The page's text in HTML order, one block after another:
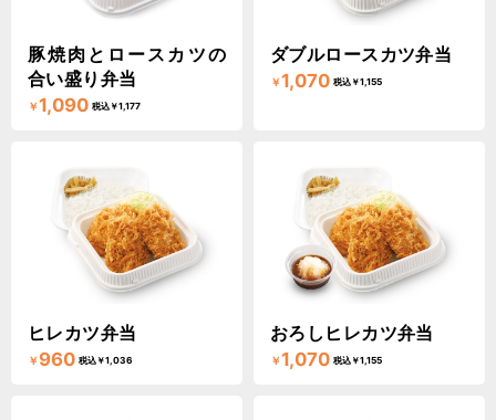
豚焼肉とロースカツの
合い盛り弁当
￥1,090 税込￥1,177
ダブルロースカツ弁当
￥1,070 税込￥1,155
ヒレカツ弁当
￥ 960 税込￥1,036
おろしヒレカツ弁当
￥1,070 税込￥1,155